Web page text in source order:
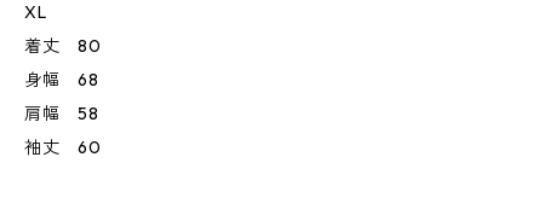
XL
着丈 80
身幅 68
肩幅 58
袖丈 60